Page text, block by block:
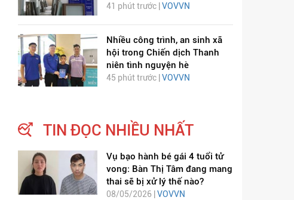
41 phút trước | VOVVN
Nhiều công trình, an sinh xã
hội trong Chiến dịch Thanh
niên tình nguyện hè
45 phút trước | VOVVN
TIN ĐỌC NHIỀU NHẤT
Vụ bạo hành bé gái 4 tuổi tử
vong: Bàn Thị Tâm đang mang
thai sẽ bị xử lý thế nào?
08/05/2026 | VOVVN